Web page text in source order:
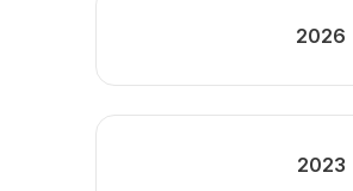
2026
2023